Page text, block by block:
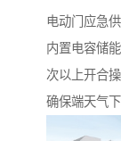
电动门应急
内置电容储
次以上开合
确保端天气